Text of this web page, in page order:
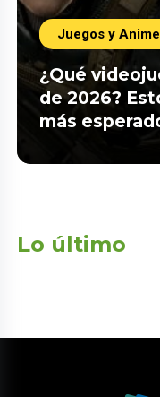
Juegos y Anime
¿Qué
de 2026?
más
Lo último